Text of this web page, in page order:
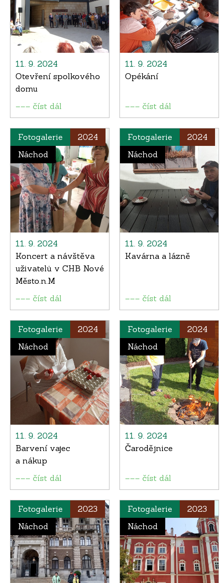
11. 9. 2024
Otevření spolkového
domu
––– číst dál
11. 9. 2024
Opékání
––– číst dál
Fotogalerie
2024
Náchod
11. 9. 2024
Koncert a návštěva
uživatelů v CHB Nové
Město.n.M
––– číst dál
Fotogalerie
2024
Náchod
11. 9. 2024
Kavárna a lázně
––– číst dál
Fotogalerie
2024
Náchod
11. 9. 2024
Barvení vajec
a nákup
––– číst dál
Fotogalerie
2024
Náchod
11. 9. 2024
Čarodějnice
––– číst dál
Fotogalerie
2023
Náchod
Fotogalerie
2023
Náchod